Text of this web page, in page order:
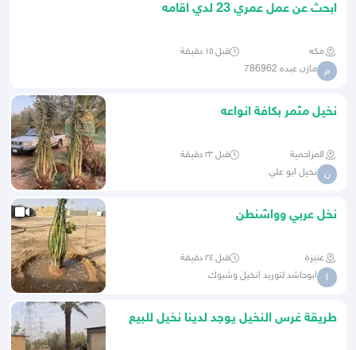
ابحث عن عمل عمري 23 لدي اقامه
مكه قبل ١٥ دقيقة
م مازن عبده 786962
نخيل مثمر بكافة انواعه
المزاحمية قبل ٢٣ دقيقة
ن نخيل ابو علي
نخل عربي وواشنطن
عنيزة قبل ٢٤ دقيقة
ا ابوحاشد لتوريد انخيل وشبوك
طريقة غرس النخيل يوجد لدينا نخيل للبيع